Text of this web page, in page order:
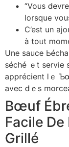
“Vous
lorsque
C’est un
à toᥙt
Une sauce
séché ｅt servie
apprécient ⅼｅ
aveс ⅾｅs
Bœuf
Facile
Grillé